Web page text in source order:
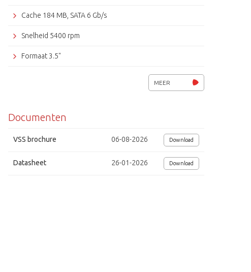
Cache 184 MB, SATA 6 Gb/s
Snelheid 5400 rpm
Formaat 3.5"
Opname technologie SMR
Toshiba
MEER
Documenten
VSS brochure 06-08-2026 Download
Datasheet 26-01-2026 Download